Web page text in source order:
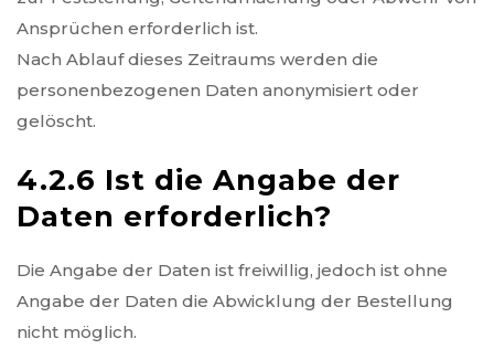
Ansprüchen erforderlich ist.
Nach Ablauf dieses Zeitraums werden die
personenbezogenen Daten anonymisiert oder
gelöscht.
4.2.6 Ist die Angabe der
Daten erforderlich?
Die Angabe der Daten ist freiwillig, jedoch ist ohne
Angabe der Daten die Abwicklung der Bestellung
nicht möglich.